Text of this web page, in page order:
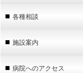
各種相談
施設案内
病院へのアクセス